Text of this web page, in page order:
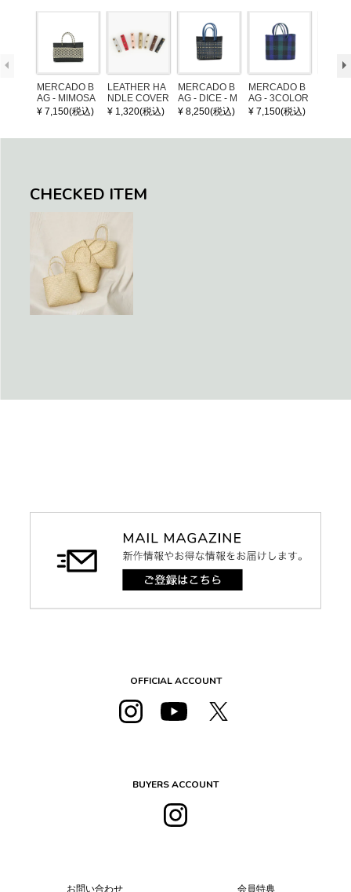
MERCADO B
AG - MIMOSA
- Black / Crea
¥ 7,150(税込)
LEATHER HA
NDLE COVER
¥ 1,320(税込)
MERCADO B
AG - DICE - M
OSAIC - Black
¥ 8,250(税込)
MERCADO B
AG - 3COLOR
S CHECK - Bl
¥ 7,150(税込)
CHECKED ITEM
OFFICIAL ACCOUNT
BUYERS ACCOUNT
お問い合わせ 会員特典